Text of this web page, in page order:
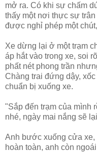
mở ra. Có khi sự chấm
thấy một nơi thực sự
được nghỉ phép một
Xe dừng lại ở một trạm
áp hắt vào trong xe, soi
phất nét phong trần
Chàng trai đứng dậy,
chuẩn bị xuống xe.
"Sắp đến trạm của mình
nhé, ngày mai nắng sẽ
Anh bước xuống cửa
hoàn toàn, anh còn